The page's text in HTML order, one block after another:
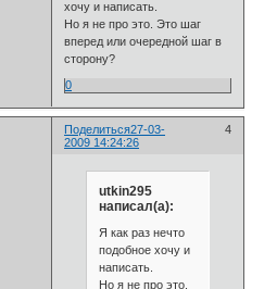
хочу и написать.
Но я не про это. Это шаг
вперед или очередной шаг в
сторону?
0
Поделиться 4
27-03-
2009 14:24:26
utkin295
написал(а):
Я как раз нечто
подобное хочу и
написать.
Но я не про это.